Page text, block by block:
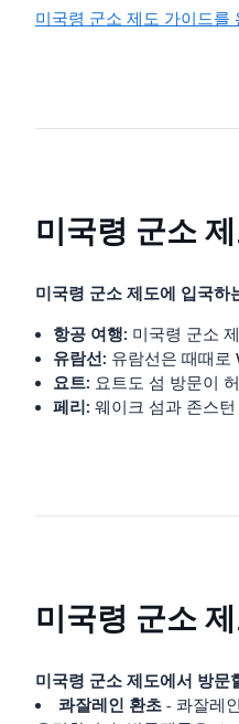
미국령 군소 제도 가이드를
미국령 군소
미국령 군소 제도에 입국하
항공 여행: 미국령 군소
유람선: 유람선은 때때로
요트: 요트도 섬 방문이
페리: 웨이크 섬과 존스
미국령 군소
미국령 군소 제도에서 방문
콰잘레인 환초 - 콰잘레